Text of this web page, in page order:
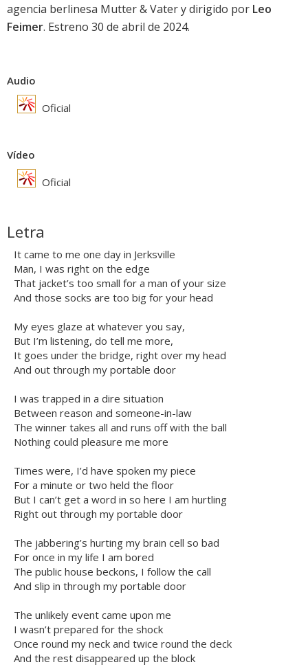
agencia berlinesa Mutter & Vater y dirigido por Leo
Feimer. Estreno 30 de abril de 2024.
Audio
Oficial
Vídeo
Oficial
Letra
It came to me one day in Jerksville
Man, I was right on the edge
That jacket’s too small for a man of your size
And those socks are too big for your head
My eyes glaze at whatever you say,
But I’m listening, do tell me more,
It goes under the bridge, right over my head
And out through my portable door
I was trapped in a dire situation
Between reason and someone-in-law
The winner takes all and runs off with the ball
Nothing could pleasure me more
Times were, I’d have spoken my piece
For a minute or two held the floor
But I can’t get a word in so here I am hurtling
Right out through my portable door
The jabbering’s hurting my brain cell so bad
For once in my life I am bored
The public house beckons, I follow the call
And slip in through my portable door
The unlikely event came upon me
I wasn’t prepared for the shock
Once round my neck and twice round the deck
And the rest disappeared up the block